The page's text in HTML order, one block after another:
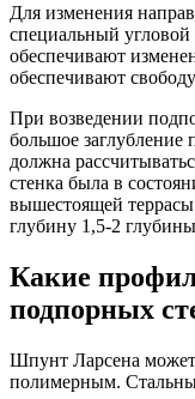
Для изменения
специальный
обеспечивают
обеспечивают
При возведении
большое
должна
стенка была в
вышестоящей
глубину 1,5-2
Какие
подпорных
Шпунт Ларсена может
полимерным.